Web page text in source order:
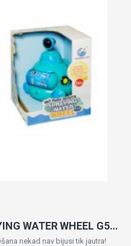
Rotaļlieta vannai SPRAYING WATER WHEEL G5444
nekad nav bijusi tik jautra!